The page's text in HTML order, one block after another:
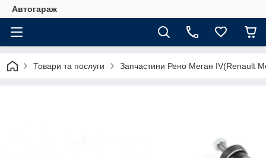
Автогараж
Товари та послуги Запчастини Рено Меган IV(Renault